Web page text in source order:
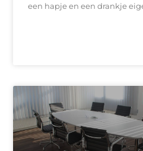
een hapje en een drankje